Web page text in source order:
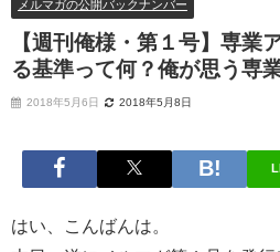
メルマガの公開バックナンバー
【週刊俺様・第１号】専業
る基準って何？俺が思う専
2018年5月6日 2018年5月8日
はい、こんばんは。